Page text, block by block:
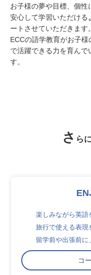
お子様の夢や目標、個性
安心して学習いただける
ートさせていただきます。
ECCの語学教育がお子
で活躍できる力を育んで
す。
さ ら
楽しみながら英語
旅行で使える表現
留学前や出張前に
コ